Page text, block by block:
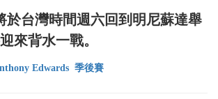
於台灣時間週六回到明尼蘇達舉
來背水一戰。
Edwards 季後賽